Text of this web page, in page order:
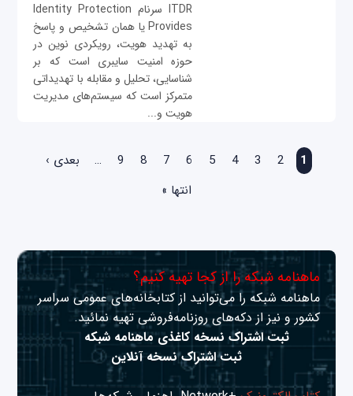
ITDR سرنام Identity Protection
Provides یا همان تشخیص و پاسخ
به تهدید هویت، رویکردی نوین در
حوزه امنیت سایبری است که بر
شناسایی، تحلیل و مقابله با تهدیداتی
متمرکز است که سیستم‌های مدیریت
هویت و...
1
2
3
4
5
6
7
8
9
…
بعدی ›
انتها »
ماهنامه شبکه را از کجا تهیه کنیم؟
ماهنامه شبکه را می‌توانید از کتابخانه‌های عمومی سراسر
کشور و نیز از دکه‌های روزنامه‌فروشی تهیه نمائید.
ثبت اشتراک نسخه کاغذی ماهنامه شبکه
ثبت اشتراک نسخه آنلاین